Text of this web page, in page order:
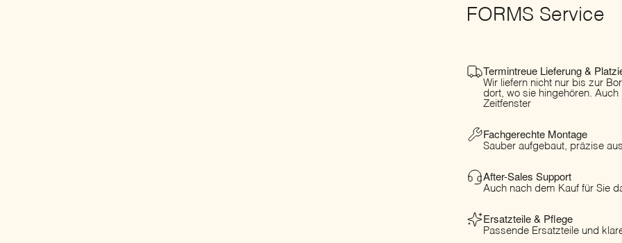
FORMS Service
Termintreue Lieferung &
Wir liefern nicht nur bis zur
dort, wo sie hingehören.
Zeitfenster
Fachgerechte Montage
Sauber aufgebaut, präzise
After-Sales Support
Auch nach dem Kauf für Sie
Ersatzteile & Pflege
Passende Ersatzteile und